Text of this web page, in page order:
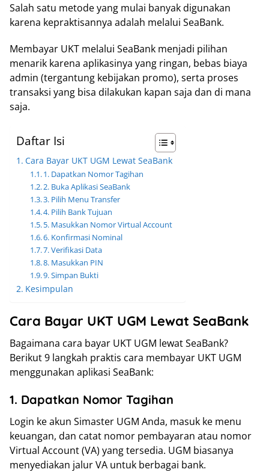
Salah satu metode yang mulai banyak digunakan
karena kepraktisannya adalah melalui SeaBank.
Membayar UKT melalui SeaBank menjadi pilihan
menarik karena aplikasinya yang ringan, bebas biaya
admin (tergantung kebijakan promo), serta proses
transaksi yang bisa dilakukan kapan saja dan di mana
saja.
Daftar Isi
Cara Bayar UKT UGM Lewat SeaBank
1. Dapatkan Nomor Tagihan
2. Buka Aplikasi SeaBank
3. Pilih Menu Transfer
4. Pilih Bank Tujuan
5. Masukkan Nomor Virtual Account
6. Konfirmasi Nominal
7. Verifikasi Data
8. Masukkan PIN
9. Simpan Bukti
Kesimpulan
Cara Bayar UKT UGM Lewat SeaBank
Bagaimana cara bayar UKT UGM lewat SeaBank?
Berikut 9 langkah praktis cara membayar UKT UGM
menggunakan aplikasi SeaBank:
1. Dapatkan Nomor Tagihan
Login ke akun Simaster UGM Anda, masuk ke menu
keuangan, dan catat nomor pembayaran atau nomor
Virtual Account (VA) yang tersedia. UGM biasanya
menyediakan jalur VA untuk berbagai bank.